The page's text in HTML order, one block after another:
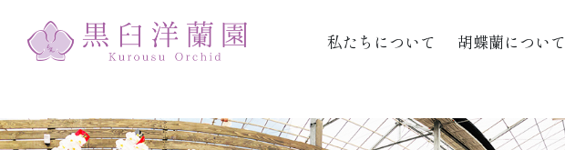
私たちについて 胡蝶蘭について